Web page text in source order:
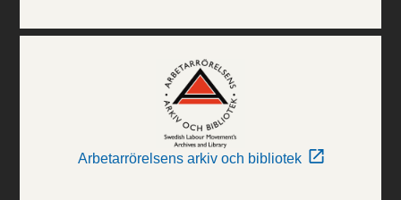
Arbetarrörelsens arkiv och bibliotek